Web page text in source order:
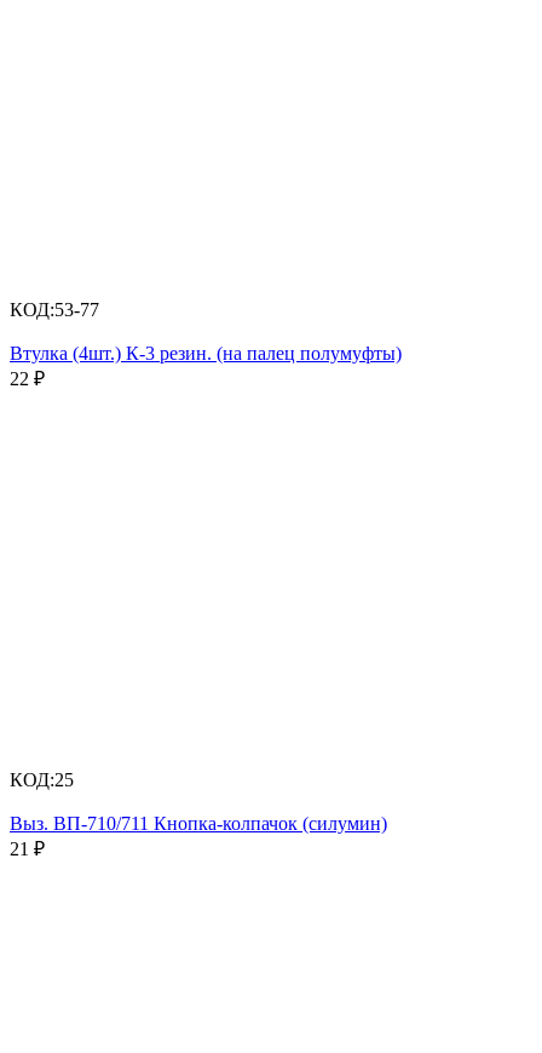
КОД:53-77
Втулка (4шт.) К-3 резин. (на палец полумуфты)
22 ₽
КОД:25
Выз. ВП-710/711 Кнопка-колпачок (силумин)
21 ₽